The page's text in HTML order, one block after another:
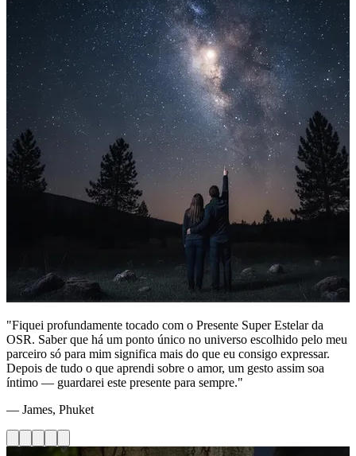
"Fiquei profundamente tocado com o Presente Super Estelar da
OSR. Saber que há um ponto único no universo escolhido pelo meu
parceiro só para mim significa mais do que eu consigo expressar.
Depois de tudo o que aprendi sobre o amor, um gesto assim soa
íntimo — guardarei este presente para sempre."
— James, Phuket